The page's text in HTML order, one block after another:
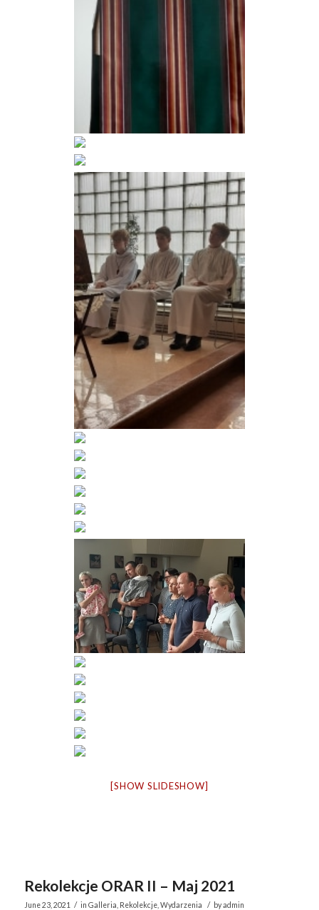
[SHOW SLIDESHOW]
Rekolekcje ORAR II – Maj 2021
June 23, 2021 / in Galleria Rekolekcje, Wydarzenia / byadmin